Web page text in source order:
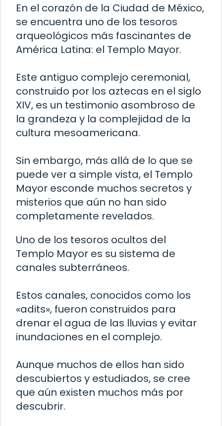
En el corazón de la Ciudad de México,
se encuentra uno de los tesoros
arqueológicos más fascinantes de
América Latina: el Templo Mayor.
Este antiguo complejo ceremonial,
construido por los aztecas en el siglo
XIV, es un testimonio asombroso de
la grandeza y la complejidad de la
cultura mesoamericana.
Sin embargo, más allá de lo que se
puede ver a simple vista, el Templo
Mayor esconde muchos secretos y
misterios que aún no han sido
completamente revelados.
Uno de los tesoros ocultos del
Templo Mayor es su sistema de
canales subterráneos.
Estos canales, conocidos como los
«adits», fueron construidos para
drenar el agua de las lluvias y evitar
inundaciones en el complejo.
Aunque muchos de ellos han sido
descubiertos y estudiados, se cree
que aún existen muchos más por
descubrir.